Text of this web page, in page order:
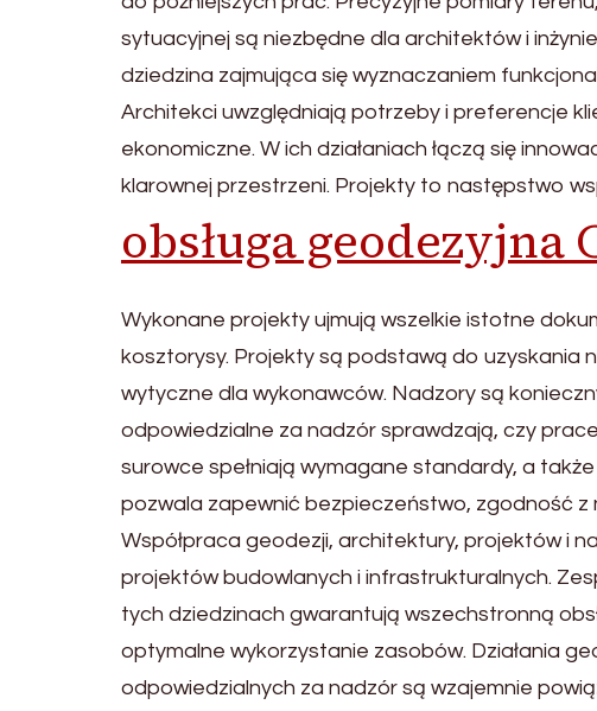
sytuacyjnej są niezbędne dla architektów i
dziedzina zajmująca się wyznaczaniem
Architekci uwzględniają potrzeby i preferencje
ekonomiczne. W ich działaniach łączą się
klarownej przestrzeni. Projekty to następstwo
obsługa geodezyjna
Wykonane projekty ujmują wszelkie istotne
kosztorysy. Projekty są podstawą do uzyskania
wytyczne dla wykonawców. Nadzory są
odpowiedzialne za nadzór sprawdzają, czy
surowce spełniają wymagane standardy, a
pozwala zapewnić bezpieczeństwo, zgodność
Współpraca geodezji, architektury, projektów i
projektów budowlanych i infrastrukturalnych.
tych dziedzinach gwarantują wszechstronną
optymalne wykorzystanie zasobów. Działania
odpowiedzialnych za nadzór są wzajemnie